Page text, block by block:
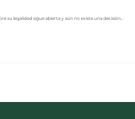
su legalidad sigue abierta y aún no existe una decisión…